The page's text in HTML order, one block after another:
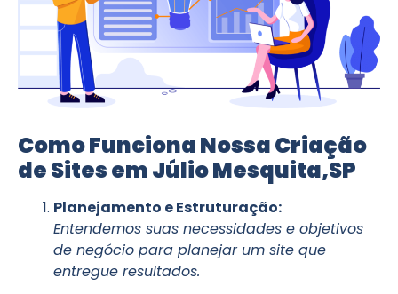
Como Funciona Nossa Criação
de Sites em Júlio Mesquita,SP
Planejamento e Estruturação:
Entendemos suas necessidades e objetivos
de negócio para planejar um site que
entregue resultados.